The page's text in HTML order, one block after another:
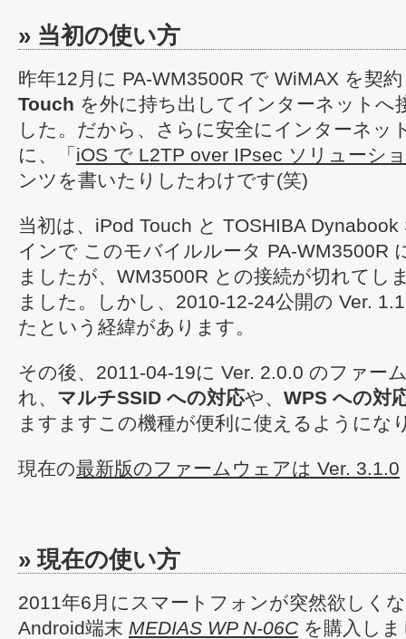
» 当初の使い方
昨年12月に PA-WM3500R で WiMAX を契
Touch を外に持ち出してインターネットへ
した。だから、さらに安全にインターネッ
に、「 iOS で L2TP over IPsec ソリューシ
ンツを書いたりしたわけです(笑)
当初は、iPod Touch と TOSHIBA
インで このモバイルルータ PA-WM3500R
ましたが、WM3500R との接続が切れてし
ました。しかし、2010-12-24公開の Ver.
たという経緯があります。
その後、2011-04-19に Ver. 2.0.0 のファー
れ、 マルチSSID への対応や、 WPS への対
ますますこの機種が便利に使えるようにな
現在の最新版のファームウェアは Ver. 3.1.0
» 現在の使い方
2011年6月にスマートフォンが突然欲しく
Android端末 MEDIAS WP N-06C を購入し